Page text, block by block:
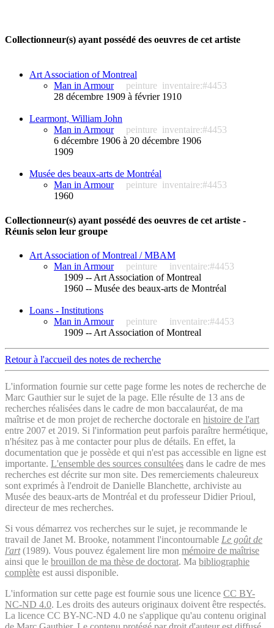
Collectionneur(s) ayant possédé des oeuvres de cet artiste
Art Association of Montreal
Man in Armour
peinture inventaire:#4453
28 décembre 1909 à février 1910
Learmont, William John
Man in Armour
peinture inventaire:#4453
6 décembre 1906 à 20 décembre 1906
1909
Musée des beaux-arts de Montréal
Man in Armour
peinture inventaire:#4453
1960
Collectionneur(s) ayant possédé des oeuvres de cet artiste -
Réunis selon leur groupe
Art Association of Montreal / MBAM
Man in Armour
peinture
inventaire:#4453
1909 -- Art Association of Montreal
1960 -- Musée des beaux-arts de Montréal
Loans - Institutions
Man in Armour
peinture
inventaire:#4453
1909 -- Art Association of Montreal
Retour à l'accueil des notes de recherche
L'information fournie sur cette page forme les notes de recherche de
Marc Gauthier sur le sujet de la page. Elle résulte de 13 ans de
recherches réalisées dans le cadre de mon baccalauréat, de ma
maîtrise et de mon projet de recherche doctorale en histoire de l'art
entre 2007 et 2019. Si l'information peut parfois paraître hermétique,
n'hésitez pas à me contacter pour plus de détails. En effet, la
documentation que je possède et qui n'est pas accessible en ligne est
importante. L'ensemble des sources consultées dans le cadre de mes
recherches est décrite sur mon site. Des remerciements chaleureux
sont exprimés à l'endroit de Danielle Blanchette, archiviste au
Musée des beaux-arts de Montréal et du professeur Didier Prioul,
directeur de mes recherches.
Si vous démarrez vos recherches sur le sujet, je recommande le
travail de Janet M. Brooke, notamment l'incontournable Le goût de
l'art(1989). Vous pouvez également lire mon mémoire de maîtrise
ainsi que le brouillon de ma thèse de doctorat. Ma bibliographie
complète est aussi disponible.
L'information sur cette page est fournie sous une licence CC BY-
NC-ND 4.0. Les droits des auteurs originaux doivent être respectés.
La licence CC BY-NC-ND 4.0 ne s'applique qu'au contenu original